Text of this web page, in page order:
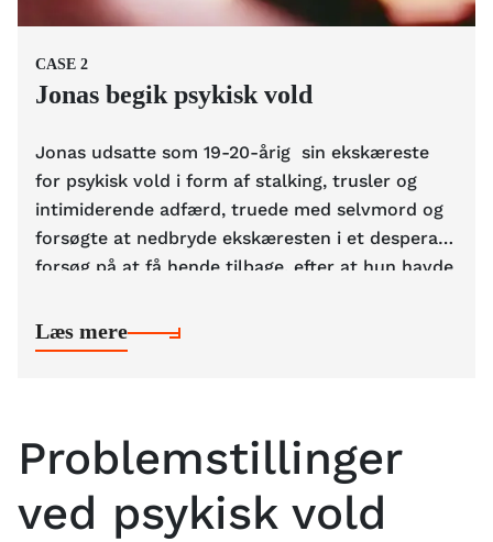
CASE 2
Jonas begik psykisk vold
Jonas udsatte som 19-20-årig sin ekskæreste
for psykisk vold i form af stalking, trusler og
intimiderende adfærd, truede med selvmord og
forsøgte at nedbryde ekskæresten i et desperat
forsøg på at få hende tilbage, efter at hun havde
begik psykisk vold. Det virkede retfærdigt, men
det var utilgiveligt” på information.dk,
psykiske vold overfor moderen har været med til
at normalisere og retfærdiggøre hans egen
psykisk voldelige adfærd. Det på trods af at han
godt vidste, at det var forkert, når faderen
Læs mere
Problemstillinger
ved psykisk vold